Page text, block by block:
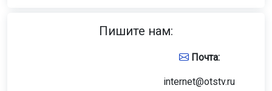
Пишите нам:
Почта:
internet@otstv.ru